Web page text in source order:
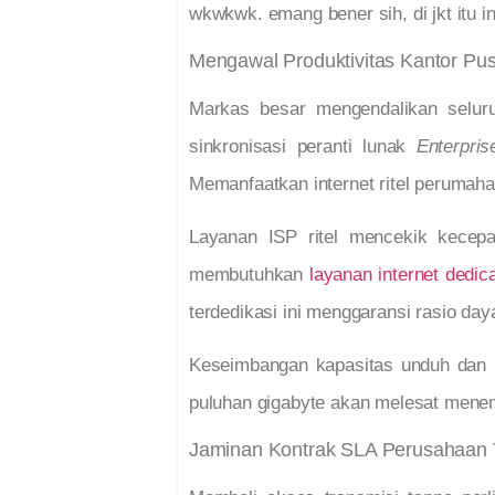
wkwkwk. emang bener sih, di jkt itu
Mengawal Produktivitas Kantor
Markas besar mengendalikan
sinkronisasi peranti lunak
Memanfaatkan internet ritel
Layanan ISP ritel mencekik
membutuhkan layanan internet
terdedikasi ini menggaransi rasio
Keseimbangan kapasitas unduh
puluhan gigabyte akan melesat
Jaminan Kontrak SLA Perusahaan